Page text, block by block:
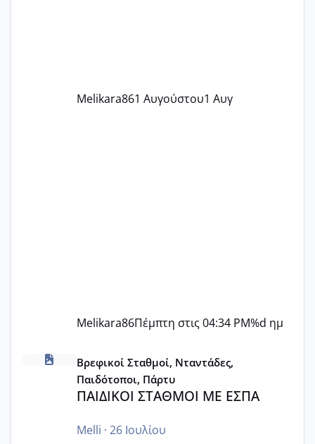
Melikara861 Αυγούστου1 Αυγ
Melikara86Πέμπτη στις 04:34 PM%d ημ
ΠΑΙΔΙΚΟΙ ΣΤΑΘΜΟΙ ΜΕ ΕΣΠΑ
Βρεφικοί Σταθμοί, Νταντάδες,
Παιδότοποι, Πάρτυ
ΠΑΙΔΙΚΟΙ ΣΤΑΘΜΟΙ ΜΕ ΕΣΠΑ
Melli · 26 Ιουλίου